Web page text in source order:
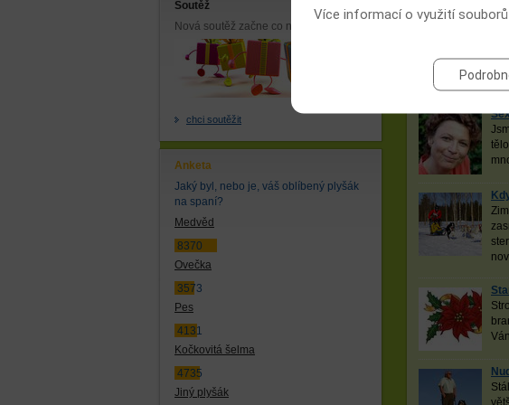
Soutěž
Nová soutěž začne co nejdříve.
chci soutěžit
Anketa
Jaký byl, nebo je, váš oblíbený plyšák
na spaní?
Medvěd
8370
Ovečka
3573
Pes
4131
Kočkovitá šelma
4735
Jiný plyšák
Více informací o využití